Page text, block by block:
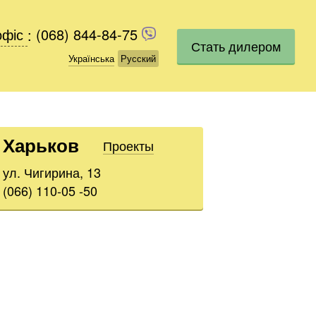
(068) 844-84-75
Українська Русский
: (068) 844-84-75
Українська Русский
Стать дилером
Харьков
Проекты
ул. Чигирина, 13
(066) 110-05 -50